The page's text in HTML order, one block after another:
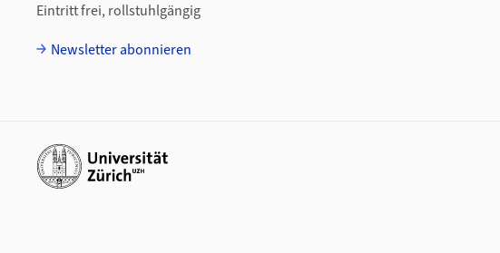
Eintritt frei, rollstuhlgängig
Newsletter abonnieren
Weiterführende Links